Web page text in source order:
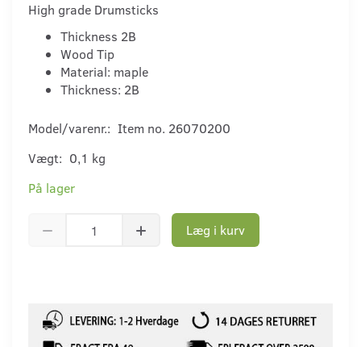
High grade Drumsticks
Thickness 2B
Wood Tip
Material: maple
Thickness: 2B
Model/varenr.: Item no. 26070200
Vægt: 0,1 kg
På lager
Læg i kurv